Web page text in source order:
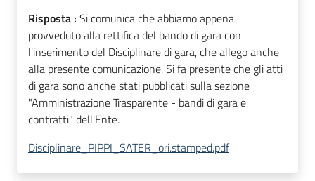
Risposta : Si comunica che abbiamo appena
provveduto alla rettifica del bando di gara con
l'inserimento del Disciplinare di gara, che allego anche
alla presente comunicazione. Si fa presente che gli atti
di gara sono anche stati pubblicati sulla sezione
"Amministrazione Trasparente - bandi di gara e
contratti" dell'Ente.
Disciplinare_PIPPI_SATER_ori.stamped.pdf